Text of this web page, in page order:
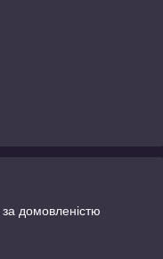
домовленістю